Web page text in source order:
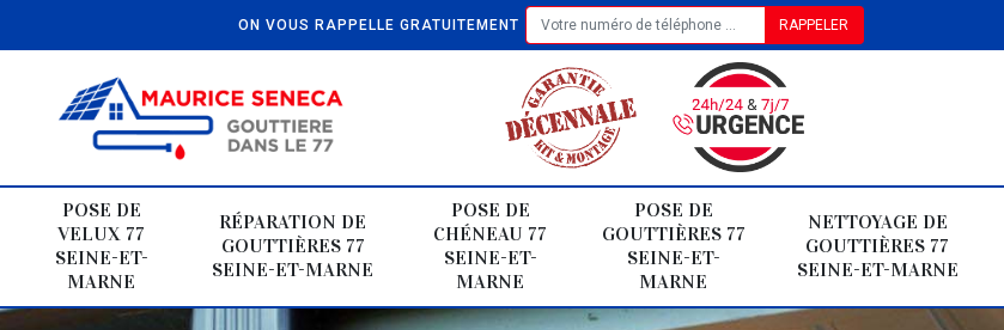
ON VOUS RAPPELLE GRATUITEMENT
POSE DE
VELUX 77
SEINE-ET-
MARNE
RÉPARATION DE
GOUTTIÈRES 77
SEINE-ET-MARNE
POSE DE
CHÉNEAU 77
SEINE-ET-
MARNE
POSE DE
GOUTTIÈRES 77
SEINE-ET-
MARNE
NETTOYAGE DE
GOUTTIÈRES 77
SEINE-ET-MARNE